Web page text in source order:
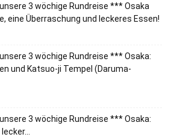
3 wöchige Rundreise *** Osaka
eine Überraschung und leckeres Essen!
3 wöchige Rundreise *** Osaka:
und Katsuo-ji Tempel (Daruma-
3 wöchige Rundreise *** Osaka: